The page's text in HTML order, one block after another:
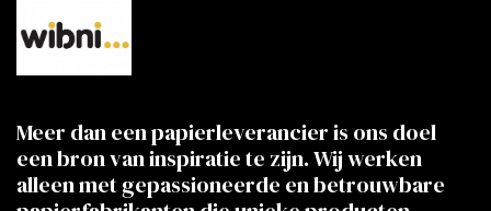
Meer dan een papierleverancier is ons doel
een bron van inspiratie te zijn. Wij werken
alleen met gepassioneerde en betrouwbare